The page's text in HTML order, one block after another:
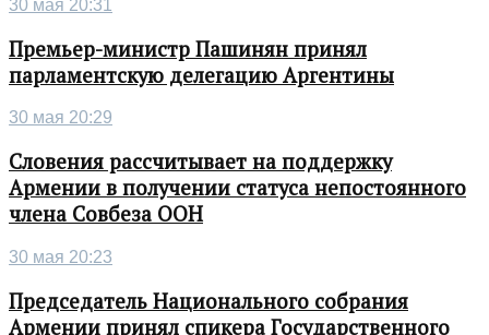
30 мая 20:31
Премьер-министр Пашинян принял
парламентскую делегацию Аргентины
30 мая 20:29
Словения рассчитывает на поддержку
Армении в получении статуса непостоянного
члена Совбеза ООН
30 мая 20:23
Председатель Национального собрания
Армении принял спикера Государственного